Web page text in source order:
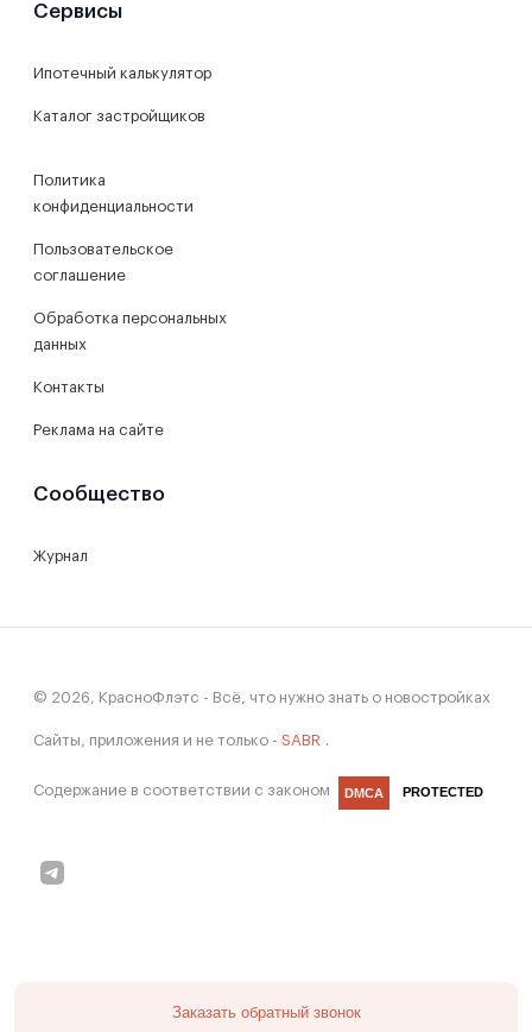
Заказать обратный звонок
Сервисы
Ипотечный калькулятор
Каталог застройщиков
Политика
конфиденциальности
Пользовательское
соглашение
Обработка персональных
данных
Контакты
Реклама на сайте
Сообщество
Журнал
© 2026, КрасноФлэтс - Всё, что нужно знать о новостройках
Сайты, приложения и не только - SABR .
Содержание в соответствии с законом DMCA PROTECTED